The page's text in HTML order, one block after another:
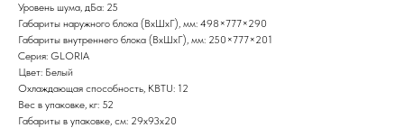
Уровень шума, дБа: 25
Габариты наружного блока (ВхШхГ), мм: 498×777×290
Габариты внутреннего блока (ВхШхГ), мм: 250×777×201
Серия: GLORIA
Цвет: Белый
Охлаждающая способность, KBTU: 12
Вес в упаковке, кг: 52
Габариты в упаковке, см: 29х93х20